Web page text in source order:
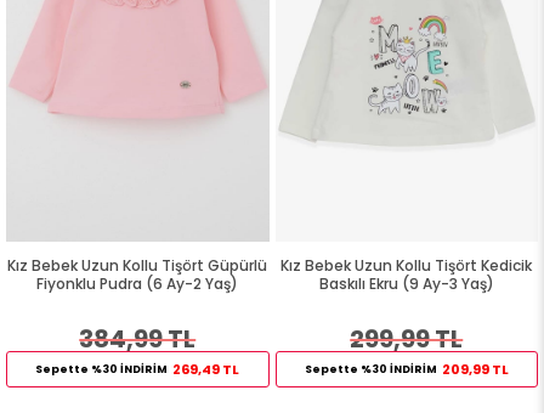
Kız Bebek Uzun Kollu Tişört Kedicik
Baskılı Ekru (9 Ay-3 Yaş)
299,99 TL
Sepette %30 İNDİRİM 209,99 TL
Kiz Bebek Uzun Kollu Tisört
Fiyonklu Eflatun (6-9 Ay)
149,99 TL
279,99 TL